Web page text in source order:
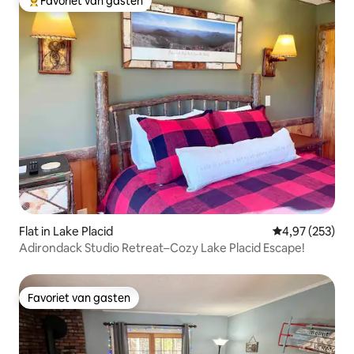
Topfavoriet van gasten
Flat in Lake Placid Gemiddelde
4,97 (253)
Adirondack Studio Retreat–Cozy Lake Placid Escape!
Favoriet van gasten
Favoriet van gasten